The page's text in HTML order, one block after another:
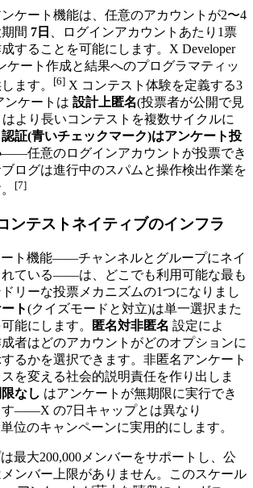
ケート機能は、任意のアカウントが2〜4
間 7日
、ログインアカウントあたり1票
することを可能にします。X Developer
ケート作成と結果へのプログラマティッ
ます。
[6] X コンテスト体験を定義する3
ンケートは 設計上匿名(投票者が公開で見
はより長いコンテストを複数サイクルに
証(青いチェックマーク)はアンケート投
――任意のログインアカウントが投票でき
ログは進行中のスパムと操作検出作業を
[7]
ンテストネイティブのインフラ
ート機能――チャンネルとグループにネイ
れている――は、どこでも利用可能な最も
リーな投票メカニズムの1つになりまし
ト(クイズモードと対立)は単一選択また
能にします。
匿名対非匿名 設定によ
者はどのアカウントがどのオプションに
るかを選択できます。非匿名アンケート
を変える社会的説明責任を作り出しま
なし はアンケートが無期限に実行でき
す――X の7日キャップとは異なり
位のキャンペーンに実用的にします。
最大200,000メンバーをサポートし、公
ンバー上限がありません。このスケール